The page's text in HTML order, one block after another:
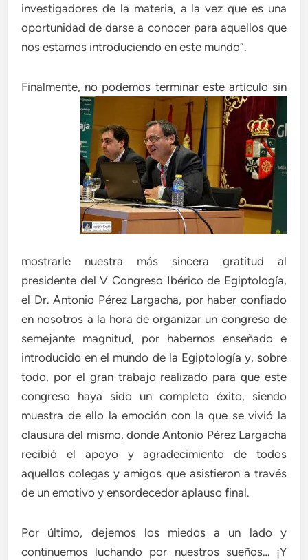
investigadores de la materia, a la vez que es una
oportunidad de darse a conocer para aquellos que
nos estamos introduciendo en este mundo”.
Finalmente, no podemos terminar este artículo sin
mostrarle nuestra más sincera gratitud al
presidente del V Congreso Ibérico de Egiptología,
el Dr. Antonio Pérez Largacha, por haber confiado
en nosotros a la hora de organizar un congreso de
semejante magnitud, por habernos enseñado e
introducido en el mundo de la Egiptología y, sobre
todo, por el gran trabajo realizado para que este
congreso haya sido un completo éxito, siendo
muestra de ello la emoción con la que se vivió la
clausura del mismo, donde Antonio Pérez Largacha
recibió el apoyo y agradecimiento de todos
aquellos colegas y amigos que asistieron a través
de un emotivo y ensordecedor aplauso final.
Por último, dejemos los miedos a un lado y
continuemos luchando por nuestros sueños… ¡Y